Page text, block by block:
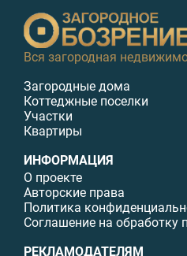
Вся загородная
Загородные дома
Коттеджные поселки
Участки
Квартиры
ИНФОРМАЦИЯ
О проекте
Авторские права
Политика
Соглашение на обработку
РЕКЛАМОДАТЕЛЯМ